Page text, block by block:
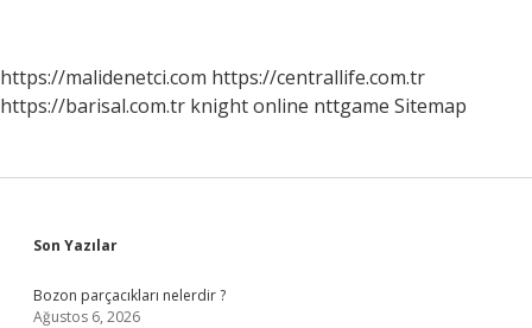
https://malidenetci.com https://centrallife.com.tr
https://barisal.com.tr knight online nttgame Sitemap
Sidebar
Son Yazılar
Bozon parçacıkları nelerdir ?
Ağustos 6, 2026